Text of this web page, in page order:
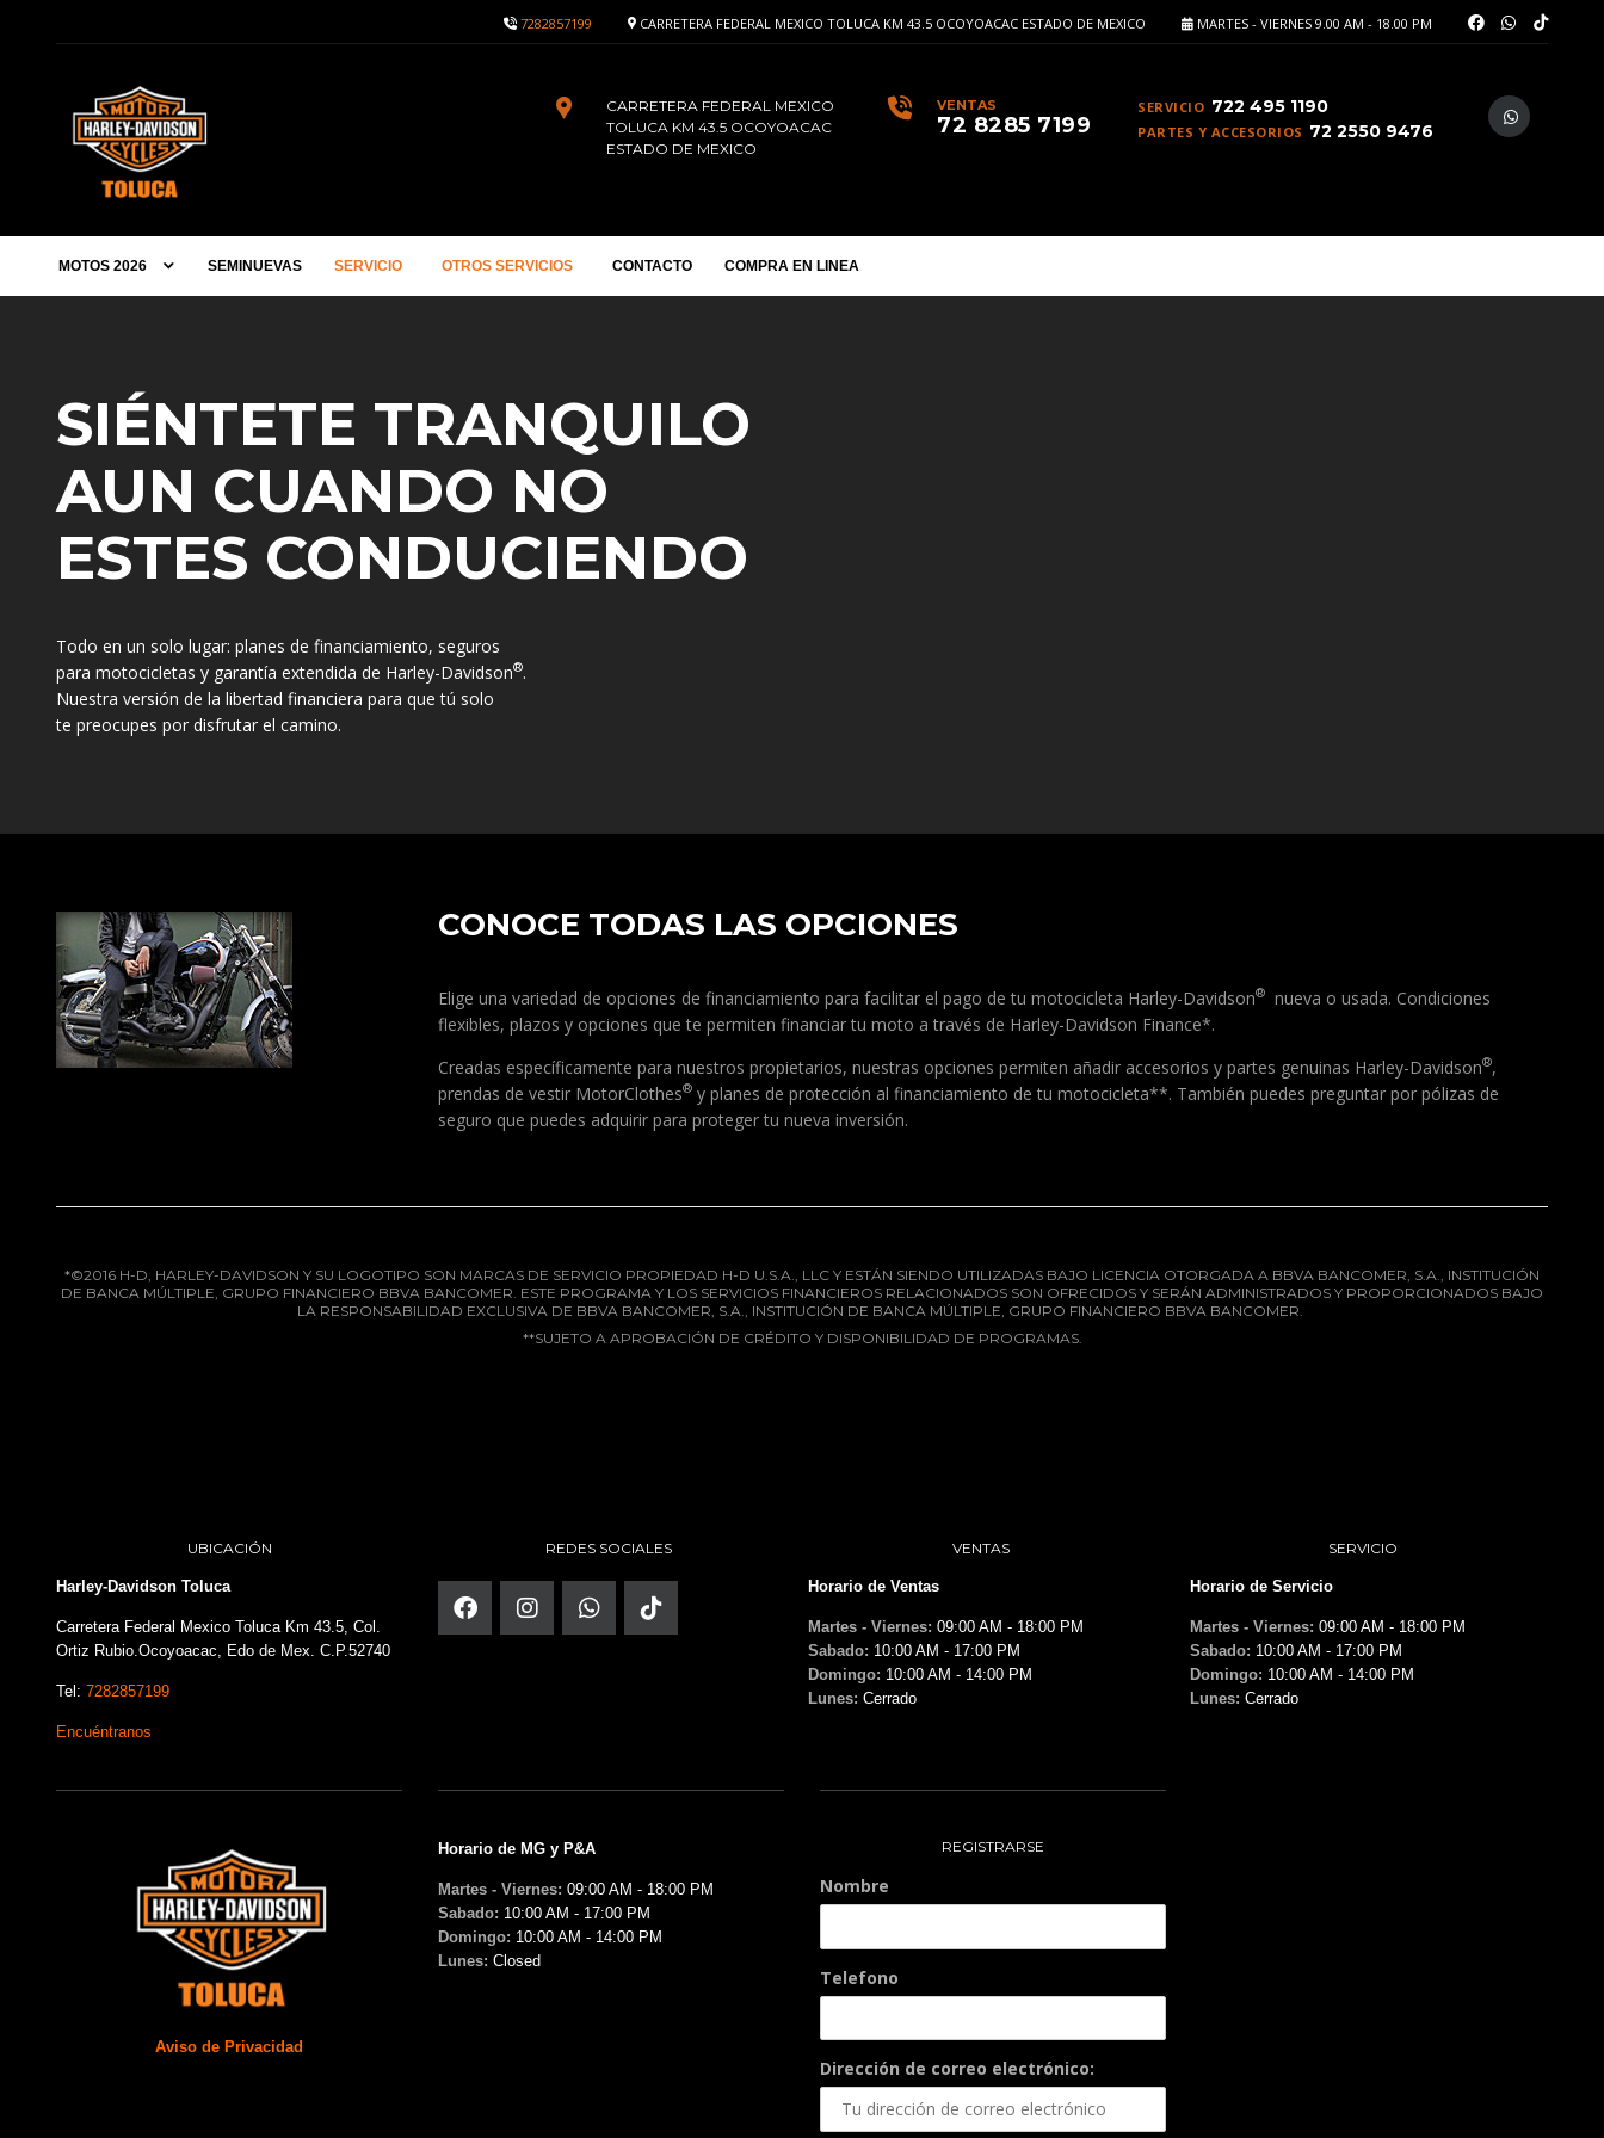
MARTES - VIERNES 9.00 AM - 18.00 PM
CARRETERA FEDERAL MEXICO TOLUCA KM 43.5 OCOYOACAC ESTADO DE MEXICO
7282857199
SERVICIO 722 495 1190
PARTES Y ACCESORIOS 72 2550 9476
VENTAS
72 8285 7199
CARRETERA FEDERAL MEXICO
TOLUCA KM 43.5 OCOYOACAC
ESTADO DE MEXICO
MOTOS 2026 SEMINUEVAS SERVICIO OTROS SERVICIOS CONTACTO COMPRA EN LINEA
SIÉNTETE TRANQUILO
AUN CUANDO NO
ESTES CONDUCIENDO
Todo en un solo lugar: planes de financiamiento, seguros
para motocicletas y garantía extendida de Harley-Davidson®.
Nuestra versión de la libertad financiera para que tú solo
te preocupes por disfrutar el camino.
CONOCE TODAS LAS OPCIONES
Elige una variedad de opciones de financiamiento para facilitar el pago de tu motocicleta Harley-Davidson® nueva o usada. Condiciones
flexibles, plazos y opciones que te permiten financiar tu moto a través de Harley-Davidson Finance*.
Creadas específicamente para nuestros propietarios, nuestras opciones permiten añadir accesorios y partes genuinas Harley-Davidson®,
prendas de vestir MotorClothes® y planes de protección al financiamiento de tu motocicleta**. También puedes preguntar por pólizas de
seguro que puedes adquirir para proteger tu nueva inversión.
*©2016 H-D, HARLEY-DAVIDSON Y SU LOGOTIPO SON MARCAS DE SERVICIO PROPIEDAD H-D U.S.A., LLC Y ESTÁN SIENDO UTILIZADAS BAJO LICENCIA OTORGADA A BBVA BANCOMER, S.A., INSTITUCIÓN
DE BANCA MÚLTIPLE, GRUPO FINANCIERO BBVA BANCOMER. ESTE PROGRAMA Y LOS SERVICIOS FINANCIEROS RELACIONADOS SON OFRECIDOS Y SERÁN ADMINISTRADOS Y PROPORCIONADOS BAJO
LA RESPONSABILIDAD EXCLUSIVA DE BBVA BANCOMER, S.A., INSTITUCIÓN DE BANCA MÚLTIPLE, GRUPO FINANCIERO BBVA BANCOMER.
**SUJETO A APROBACIÓN DE CRÉDITO Y DISPONIBILIDAD DE PROGRAMAS.
UBICACIÓN
Harley-Davidson Toluca
Carretera Federal Mexico Toluca Km 43.5, Col.
Ortiz Rubio.Ocoyoacac, Edo de Mex. C.P.52740
Tel: 7282857199
Encuéntranos
REDES SOCIALES VENTAS
Horario de Ventas
Martes - Viernes: 09:00 AM - 18:00 PM
Sabado: 10:00 AM - 17:00 PM
Domingo: 10:00 AM - 14:00 PM
Lunes: Cerrado
SERVICIO
Horario de Servicio
Martes - Viernes: 09:00 AM - 18:00 PM
Sabado: 10:00 AM - 17:00 PM
Domingo: 10:00 AM - 14:00 PM
Lunes: Cerrado
Aviso de Privacidad
Horario de MG y P&A
Martes - Viernes: 09:00 AM - 18:00 PM
Sabado: 10:00 AM - 17:00 PM
Domingo: 10:00 AM - 14:00 PM
Lunes: Closed
REGISTRARSE
Nombre
Telefono
Dirección de correo electrónico: